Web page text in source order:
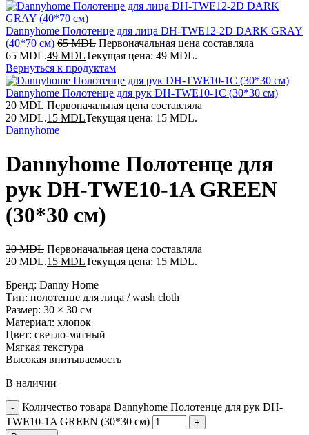
Dannyhome Полотенце для лица DH-TWE12-2D DARK GRAY
(40*70 см) 65MDL Первоначальная цена составляла
65 MDL.49 MDLТекущая цена: 49 MDL.
Вернуться к продуктам
Dannyhome Полотенце для рук DH-TWE10-1C (30*30 см)
20MDL Первоначальная цена составляла
20 MDL.15 MDLТекущая цена: 15 MDL.
Dannyhome
Dannyhome Полотенце для
рук DH-TWE10-1A GREEN
(30*30 см)
20MDL Первоначальная цена составляла
20 MDL.15 MDLТекущая цена: 15 MDL.
Бренд: Danny Home
Тип: полотенце для лица / wash cloth
Размер: 30 × 30 см
Материал: хлопок
Цвет: светло-мятный
Мягкая текстура
Высокая впитываемость
В наличии
Количество товара Dannyhome Полотенце для рук DH-
TWE10-1A GREEN (30*30 см)